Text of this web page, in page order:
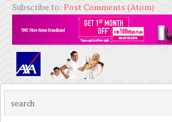
Subscribe to:Post Comments (Atom)